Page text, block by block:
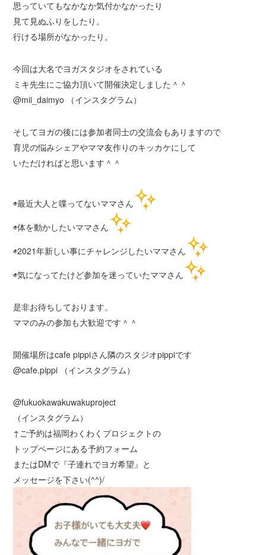
思っていてもなかなか気付かなかったり
見て見ぬふりをしたり。
行ける場所がなかったり。
今回は大名でヨガスタジオをされている
ミキ先生にご協力頂いて開催決定しました＾＾
@mii_daimyo （インスタグラム）
そしてヨガの後には参加者同士の交流会もありますので
育児の悩みシェアやママ友作りのキッカケにして
いただければと思います＾＾
◉最近大人と喋ってないママさん
◉体を動かしたいママさん
◉2021年新しい事にチャレンジしたいママさん
◉気になってたけど参加を迷っていたママさん
是非お待ちしております。
ママのみの参加も大歓迎です＾＾
開催場所はcafe pippiさん隣のスタジオpippiです
@cafe.pippi （インスタグラム）
@fukuokawakuwakuproject
（インスタグラム）
↑ご予約は福岡わくわくプロジェクトの
トップページにある予約フォーム
またはDMで『子連れでヨガ希望』と
メッセージを下さい(^^)/